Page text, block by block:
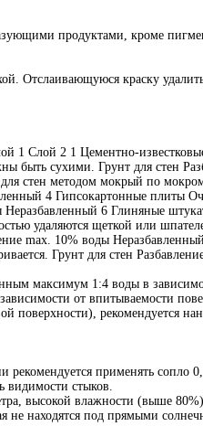
продуктами, кроме
Отслаивающуюся краску
1 Слой 2 1 Цементно-
быть сухими. Грунт для стен
стен методом мокрый по
4 Гипсокартонные
6 Глиняные
удаляются щеткой или
max. 10% воды
Грунт для стен
максимум 1:4 воды в
от впитываемости
рекомендуется
применять
видимости стыков.
высокой влажности (выше
не находятся под прямыми